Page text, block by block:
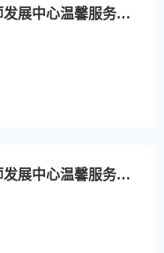
党委教师工作部、人事处、教师发展中心温馨服务提示（第19周）
党委教师工作部、人事处、教师发展中心温馨服务提示（第18周）